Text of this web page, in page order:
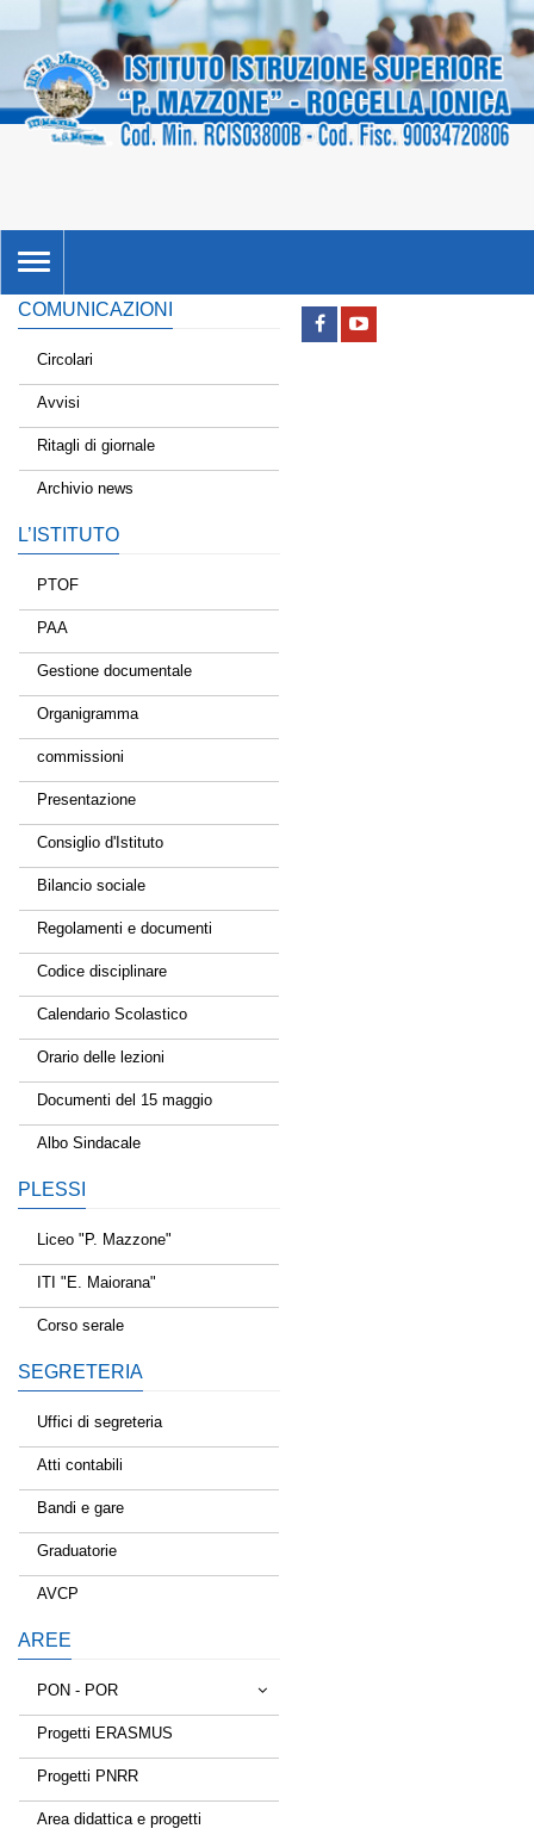
TOGGLE
NAVIGATION
COMUNICAZIONI
Circolari
Avvisi
Ritagli di giornale
Archivio news
L’ISTITUTO
PTOF
PAA
Gestione documentale
Organigramma
commissioni
Presentazione
Consiglio d'Istituto
Bilancio sociale
Regolamenti e documenti
Codice disciplinare
Calendario Scolastico
Orario delle lezioni
Documenti del 15 maggio
Albo Sindacale
PLESSI
Liceo "P. Mazzone"
ITI "E. Maiorana"
Corso serale
SEGRETERIA
Uffici di segreteria
Atti contabili
Bandi e gare
Graduatorie
AVCP
AREE
PON - POR
Tessere la rete
Estate a scuola
Scuola d'estate
Progetti ERASMUS
Progetti PNRR
Area didattica e progetti